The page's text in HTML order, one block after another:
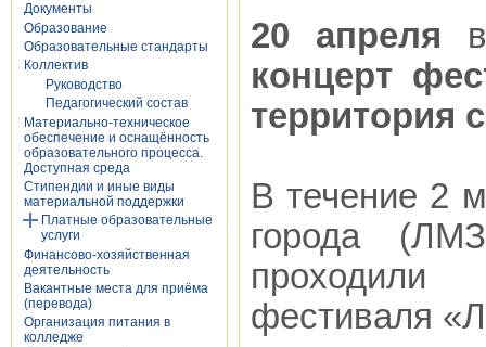
Документы
Образование
Образовательные стандарты
Коллектив
Руководство
Педагогический состав
Материально-техническое
обеспечение и оснащённость
образовательного процесса.
Доступная среда
Стипендии и иные виды
материальной поддержки
Платные образовательные
услуги
Финансово-хозяйственная
деятельность
Вакантные места для приёма
(перевода)
Организация питания в
колледже
20 апреля
концерт
территория
В течение 2
города
фестиваля